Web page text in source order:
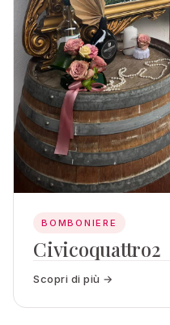
BOMBONIERE
Civicoquattro2
Scopri di più →